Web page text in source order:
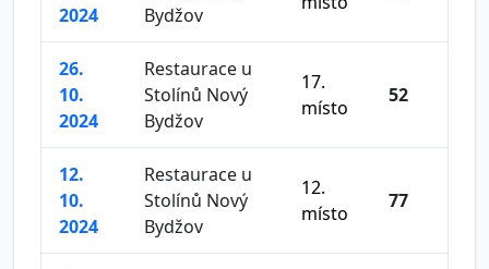
2024
Bydžov
26.
10.
2024
Restaurace u
Stolínů Nový
Bydžov
17.
místo
52
12.
10.
2024
Restaurace u
Stolínů Nový
Bydžov
12.
místo
77